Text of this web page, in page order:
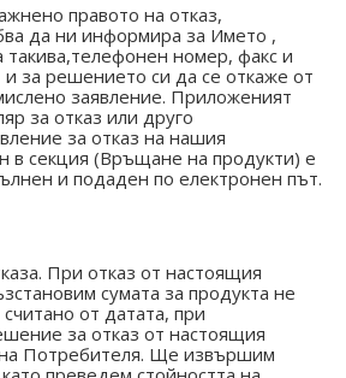
правото на отказ,
да ни информира за Името ,
такива,телефонен номер, факс и
за решението си да се откаже от
заявление. Приложеният
за отказ или друго
за отказ на нашия
в секция (Връщане на продукти) е
и подаден по електронен път.
При отказ от настоящия
сумата за продукта не
от датата, при
за отказ от настоящия
на Потребителя. Ще извършим